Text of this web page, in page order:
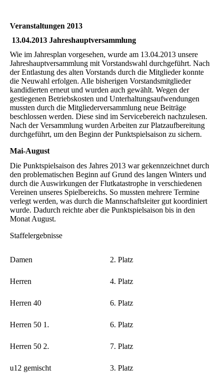
Veranstaltungen 2013
13.04.2013 Jahreshauptversammlung
Wie im Jahresplan vorgesehen, wurde am 13.04.2013 unsere
Jahreshauptversammlung mit Vorstandswahl durchgeführt. Nach
der Entlastung des alten Vorstands durch die Mitglieder konnte
die Neuwahl erfolgen. Alle bisherigen Vorstandsmitglieder
kandidierten erneut und wurden auch gewählt. Wegen der
gestiegenen Betriebskosten und Unterhaltungsaufwendungen
mussten durch die Mitgliederversammlung neue Beiträge
beschlossen werden. Diese sind im Servicebereich nachzulesen.
Nach der Versammlung wurden Arbeiten zur Platzaufbereitung
durchgeführt, um den Beginn der Punktspielsaison zu sichern.
Mai-August
Die Punktspielsaison des Jahres 2013 war gekennzeichnet durch
den problematischen Beginn auf Grund des langen Winters und
durch die Auswirkungen der Flutkatastrophe in verschiedenen
Vereinen unseres Spielbereichs. So mussten mehrere Termine
verlegt werden, was durch die Mannschaftsleiter gut koordiniert
wurde. Dadurch reichte aber die Punktspielsaison bis in den
Monat August.
Staffelergebnisse
Damen 2. Platz
Herren 4. Platz
Herren 40 6. Platz
Herren 50 1. 6. Platz
Herren 50 2. 7. Platz
u12 gemischt 3. Platz